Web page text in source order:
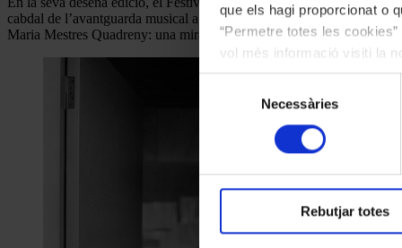
que els hagi proporcionat o
“Permetre totes les
vol més informació visiti la
les cookies en qualsevol
consentiment
Necessàries
Rebutjar totes
cabdal de l’avantguarda musical a Catalunya, va participar en la
Maria Mestres Quadreny: una mirada cap al futur” i a través de la